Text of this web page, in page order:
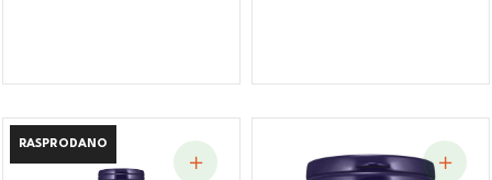
RASPRODANO
RASPRODANO